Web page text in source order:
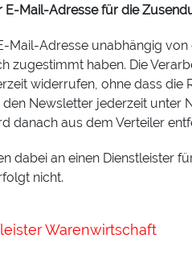
E-Mail-Adresse für die
Mail-Adresse unabhängig
zugestimmt haben. Die
widerrufen, ohne dass
den Newsletter jederzeit unter
danach aus dem Verteiler
dabei an einen Dienstleister
nicht.
Warenwirtschaft